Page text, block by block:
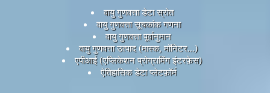
वायु गुणवत्ता डेटा स्रोत
वायु गुणवत्ता सूचकांक गणना
वायु गुणवत्ता पूर्वानुमान
वायु गुणवत्ता उत्पाद (मास्क, मॉनिटर...)
एपीआई (एप्लिकेशन प्रोग्रामिंग इंटरफ़ेस)
ऐतिहासिक डेटा प्लेटफ़ॉर्म